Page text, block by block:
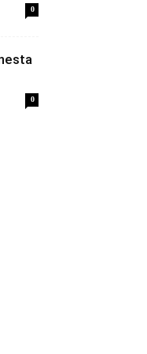
0
0